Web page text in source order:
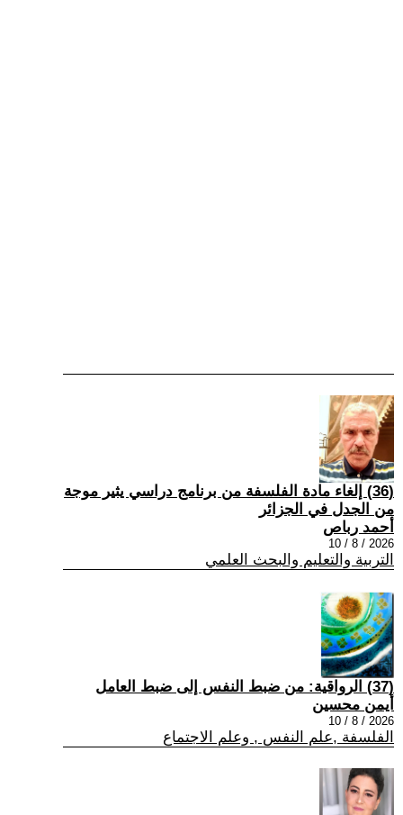
(36) إلغاء مادة الفلسفة من برنامج دراسي يثير موجة
من الجدل في الجزائر
أحمد رباص
2026 / 8 / 10
التربية والتعليم والبحث العلمي
(37) الرواقية: من ضبط النفس إلى ضبط العامل
أيمن محسين
2026 / 8 / 10
الفلسفة ,علم النفس , وعلم الاجتماع